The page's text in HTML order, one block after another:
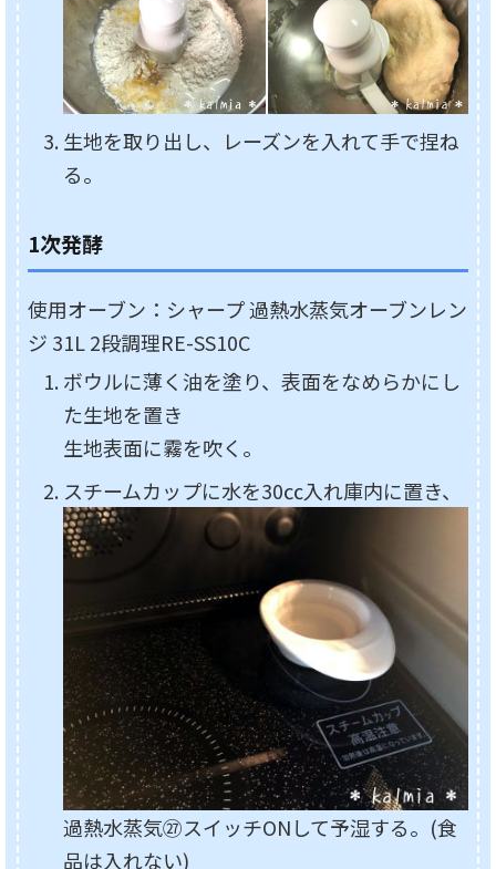
生地を取り出し、レーズンを入れて手で捏ね
る。
1次発酵
使用オーブン：シャープ 過熱水蒸気オーブンレン
ジ 31L 2段調理RE-SS10C
ボウルに薄く油を塗り、表面をなめらかにし
た生地を置き
生地表面に霧を吹く。
スチームカップに水を30㏄入れ庫内に置き、
過熱水蒸気㉗スイッチONして予湿する。(食
品は入れない)